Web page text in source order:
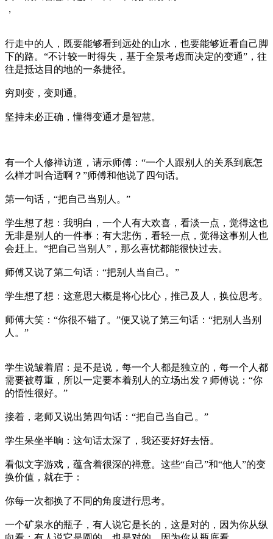
，
行走中的人，既要能够看到远处的山水，也要能够近看自己脚
下的路。“不计较一时得失，基于全景考虑而决定的变通”，往
往是抵达目的地的一条捷径。
穷则变，变则通。
坚持未必正确，懂得变通才是智慧。
有一个人修禅访道，请示师傅：“一个人跟别人的关系到底怎
么样才叫合适啊？”师傅和他说了四句话。
第一句话，“把自己当别人。”
学生想了想：我明白，一个人有大欢喜，看淡一点，觉得这也
无非是别人的一件事；有大悲伤，看轻一点，觉得这事别人也
会赶上。“把自己当别人”，那么喜忧都能很快过去。
师傅又说了第二句话：“把别人当自己。”
学生想了想：这意思大概是将心比心，推己及人，换位思考。
师傅大笑：“你很不错了。”便又说了第三句话：“把别人当别
人。”
学生说皱着眉：是不是说，每一个人都是独立的，每一个人都
需要被尊重，所以一定要本着别人的立场出发？师傅说：“你
的悟性很好。”
接着，老师又说出第四句话：“把自己当自己。”
学生呆坐半晌：这句话太深了，我还要好好去悟。
看似文字游戏，蕴含着很深的禅意。这些“自己”和“他人”的变
换价值，就在于：
你每一次都换了不同的角度进行思考。
一个矿泉水的瓶子，有人说它是长的，这是对的，因为你从纵